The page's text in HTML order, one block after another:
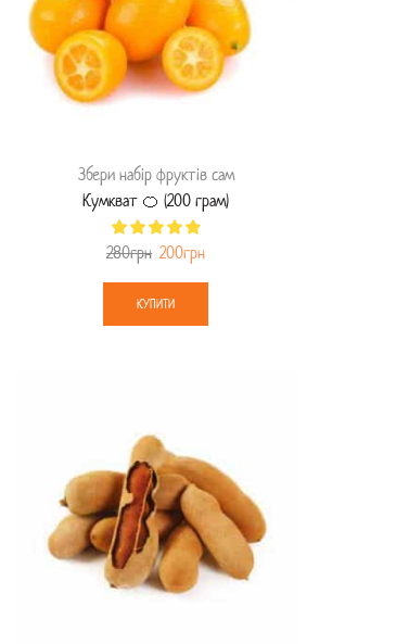
Збери набір фруктів сам
Кумкват 🍊 (200 грам)
280грн 200грн
КУПИТИ